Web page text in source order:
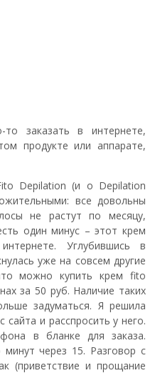
заказать в интернете,
продукте или аппарате,
Depilation (и о Depilation
все довольны
не растут по месяцу,
один минус – этот крем
Углубившись в
уже на совсем другие
можно купить крем fito
за 50 руб. Наличие таких
задуматься. Я решила
сайта и расспросить у него.
в бланке для заказа.
через 15. Разговор с
(приветствие и прощание